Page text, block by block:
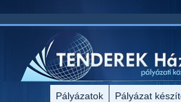
Pályázatok Pályázat